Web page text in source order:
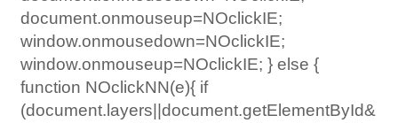
document.onmouseup=NOclickIE;
window.onmousedown=NOclickIE;
window.onmouseup=NOclickIE; } else {
function NOclickNN(e){ if
(document.layers||document.getElementById&